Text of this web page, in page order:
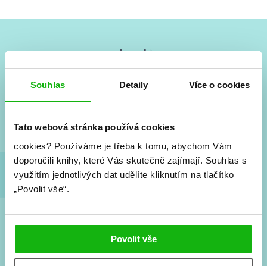
Souhlas Detaily Více o cookies
Tato webová stránka používá cookies
cookies? Používáme je třeba k tomu, abychom Vám
doporučili knihy, které Vás skutečně zajímají. Souhlas s
využitím jednotlivých dat udělíte kliknutím na tlačítko
„Povolit vše“.
Povolit vše
Vše kolem #youngadult každý měsíc rovnou do mailu!
a seriálové adaptace a další.
Souhlasím spodmínkami zpracování osobních údajů